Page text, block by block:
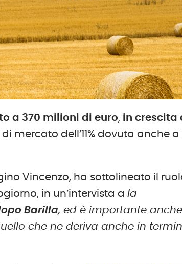
a 370 milionidi euro, in crescita
mercato dell’11% dovuta anche a
Vincenzo, ha sottolineato il
in un’intervista ala
Barilla, ed è importante
che ne deriva anche in